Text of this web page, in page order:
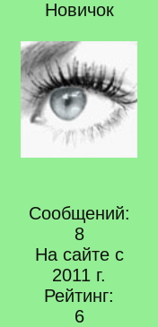
Новичок
Сообщений:
8
На сайте с
2011 г.
Рейтинг:
6